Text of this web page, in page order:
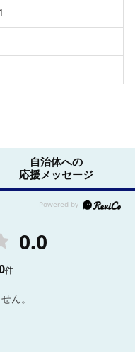
自治体への
応援メッセージ
0.0
件
ん。